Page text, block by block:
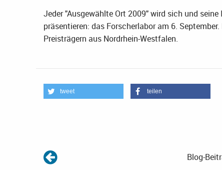
Jeder "Ausgewählte Ort 2009" wird sich und
präsentieren: das Forscherlabor am 6.
Preisträgern aus Nordrhein-Westfalen.
tweet teilen
Blog-